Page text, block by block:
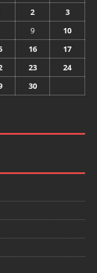
2
3
9
10
16
17
23
24
30